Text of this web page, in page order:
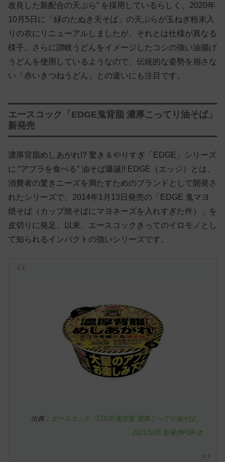
改良した新配合の天ぷら” を採用しているらしく、2020年
10月5日に「緑のたぬき天そば」の天ぷらが玉ねぎ粉末入
りの衣にリニューアルしましたが、それとは仕様が異なる
様子。さらに讃岐うどんをイメージしたコシの強い油揚げ
うどんを使用しているようなので、伝統的な姿勢を崩さな
い「赤いきつねうどん」との違いにも注目です。
エースコック「EDGE鬼背脂 濃厚こってり油そば」
新発売
濃厚背脂めしあがれ!? 驚き＆やりすぎ「EDGE」シリーズ
に “アブラを食べる” 油そば爆誕!! EDGE（エッジ）とは、
消費者の驚きニーズを満たすためのブランドとして開発さ
れたシリーズで、2014年1月13日発売の「EDGE 鬼マヨ
焼そば（カップ焼そばにマヨネーズを入れすぎた件）」を
皮切りに発足。以来、エースコックきってのイロモノとし
て知られるインパクトの強いシリーズです。
出典： エースコック「EDGE鬼背脂 濃厚こってり油そば」
2021/1/25 新発売PDF